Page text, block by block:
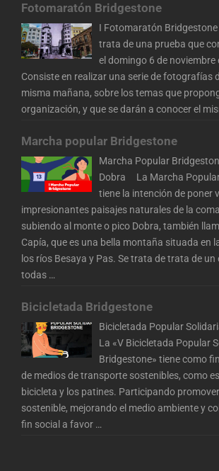
Fotomaratón Bridgestone
I Fotomaratón
trata de una prueba que
el domingo 6 de noviembre
Consiste en realizar una serie de fotografías
misma mañana, sobre los temas que
organización, y que se darán a conocer el
Marcha popular Bridgestone
Marcha Popular
Dobra La Marcha
tiene la intención de poner
impresionantes paisajes naturales de la
subiendo al monte o pico Dobra, también
Capía, que es una bella montaña situada en
los ríos Besaya y Pas. Se trata de trata de un
todas …
Bicicletada Bridgestone
Bicicletada Popular
La «V Bicicletada Popular
Bridgestone» tiene como
de medios de transporte sostenibles, como
bicicleta y los patines. Participando
sostenible, mejorando el medio ambiente y
fin social a favor …